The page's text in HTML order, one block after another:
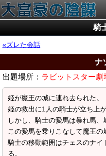
騎
ズレた会話
ナ
出題場所： ラビットスター劇
姫が魔王の城に連れ去られた。
姫の救出に1人の騎士が立ち上が
しかし、騎士の愛馬は暴れ馬、
この愛馬を乗りこなして魔王の
騎士の移動範囲はチェスのナ
る。